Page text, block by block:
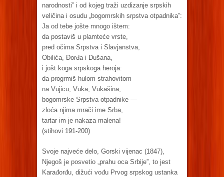
narodnosti” i od kojeg traži uzdizanje srpskih
veličina i osudu „bogomrskih srpstva otpadnika”:
Ja od tebe jošte mnogo ištem:
da postaviš u plamteće vrste,
pred očima Srpstva i Slavjanstva,
Obilića, Đorđa i Dušana,
i jošt koga srpskoga heroja:
da progrmiš hulom strahovitom
na Vujicu, Vuka, Vukašina,
bogomrske Srpstva otpadnike —
zloća njima mrači ime Srba,
tartar im je nakaza malena!
(stihovi 191-200)
Svoje najveće delo, Gorski vijenac (1847),
Njegoš je posvetio „prahu oca Srbije”, to jest
Karađorđu, dižući vođu Prvog srpskog ustanka